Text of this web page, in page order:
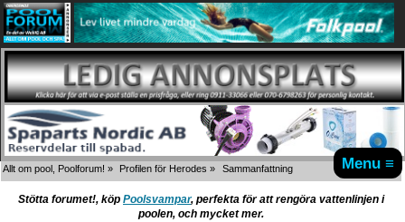
Menu ≡
Allt om pool, Poolforum! » Profilen för Herodes » Sammanfattning
Stötta forumet!, köp Poolsvampar, perfekta för att rengöra vattenlinjen i
poolen, och mycket mer.